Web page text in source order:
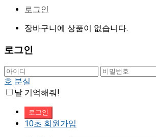
로그인
장바구니에 상품이 없습니다.
로그인
호 분실
날 기억해줘!
10초 회원가입